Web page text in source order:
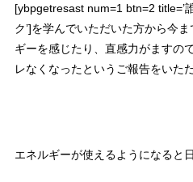
[ybpgetresast num=1 btn=2 title=’
ク’]を学んでいただいた方から今
ギーを感じたり、直感力がますの
レなくなったというご報告をいた
エネルギーが使えるようになると